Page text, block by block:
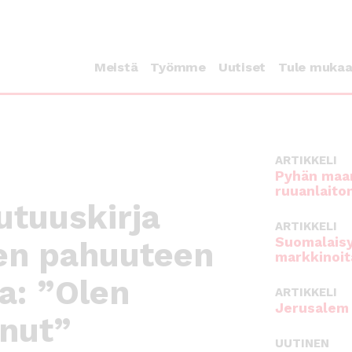
Meistä Työmme Uutiset Tule
pahuuteen
”Olen
ARTIKKELI
Pyhän
ARTIKKELI
ARTIKKELI
UUTINEN